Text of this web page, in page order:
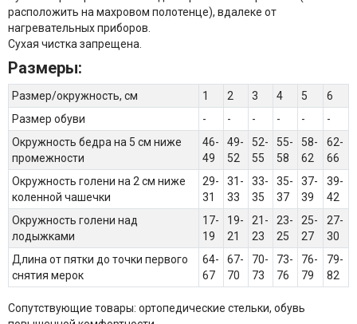
расположить на махровом полотенце), вдалеке от
нагревательных приборов.
Сухая чистка запрещена.
Размеры:
Размер/окружность, см 1 2 3 4 5
6
Размер обуви
- - - - -
-
Окружность бедра на 5 см ниже
промежности
46-
49
49-
52
52-
55
55-
58
58-
62
62-
66
Окружность голени на 2 см ниже
коленной чашечки
29-
31
31-
33
33-
35
35-
37
37-
39
39-
42
Окружность голени над
лодыжками
17-
19
19-
21
21-
23
23-
25
25-
27
27-
30
Длина от пятки до точки первого
снятия мерок
64-
67
67-
70
70-
73
73-
76
76-
79
79-
82
Сопутствующие товары: ортопедические стельки, обувь